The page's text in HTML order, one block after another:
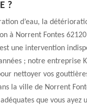
?
d’eau, la
à Norrent Fontes 62120
une intervention
; notre entreprise
nettoyer vos
la ville de Norrent
que vous ayez